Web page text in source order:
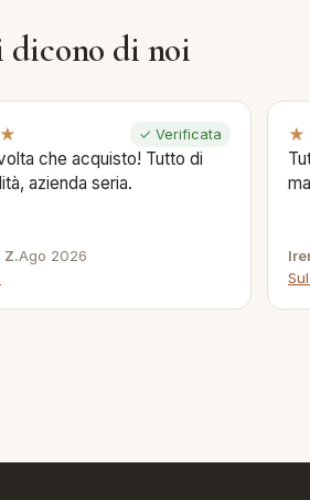
di noi
✓ Verificata
che acquisto! Tutto di
azienda seria.
Z.Ago 2026